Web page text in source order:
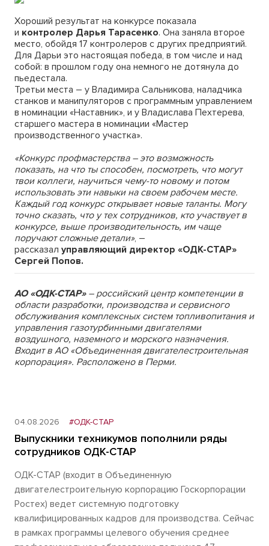
Хороший результат на конкурсе показала
и контролер Дарья Тарасенко. Она заняла второе
место, обойдя 17 контролеров с других предприятий.
Для Дарьи это настоящая победа, в том числе и над
собой: в прошлом году она немного не дотянула до
пьедестала.
Третьи места – у Владимира Сальникова, наладчика
станков и манипуляторов с программным управлением
в номинации «Наставник», и у Владислава Пехтерева,
старшего мастера в номинации «Мастер
производственного участка».
«Конкурс профмастерства – это возможность
показать, на что ты способен, посмотреть, что могут
твои коллеги, научиться чему-то новому и потом
использовать эти навыки на своем рабочем месте.
Каждый год конкурс открывает новые таланты. Могу
точно сказать, что у тех сотрудников, кто участвует в
конкурсе, выше производительность, им чаще
поручают сложные детали», –
рассказал управляющий директор «ОДК-СТАР»
Сергей Попов.
АО «ОДК-СТАР»– российский центр компетенции в
области разработки, производства и сервисного
обслуживания комплексных систем топливопитания и
управления газотурбинными двигателями
воздушного, наземного и морского назначения.
Входит в АО «Объединенная двигателестроительная
корпорация». Расположено в Перми.
04.08.2026 #ОДК-СТАР
Выпускники техникумов пополнили ряды
сотрудников ОДК-СТАР
ОДК-СТАР (входит в Объединенную
двигателестроительную корпорацию Госкорпорации
Ростех) ведет системную подготовку
квалифицированных кадров для производства. Сейчас
в рамках программы целевого обучения среднее